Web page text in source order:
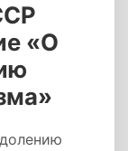
«О